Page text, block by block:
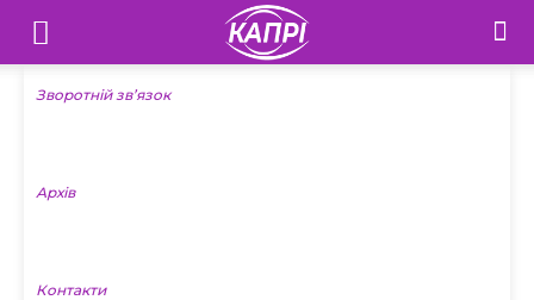
Телебачення
«Капрі»
Новини
Зворотній зв’язок
Архів
Контакти